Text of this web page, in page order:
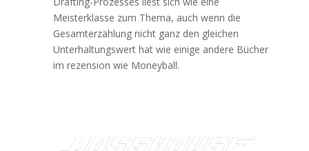
Meisterklasse zum Thema, auch wenn die
Gesamterzählung nicht ganz den gleichen
Unterhaltungswert hat wie einige andere Bücher
im rezension wie Moneyball.